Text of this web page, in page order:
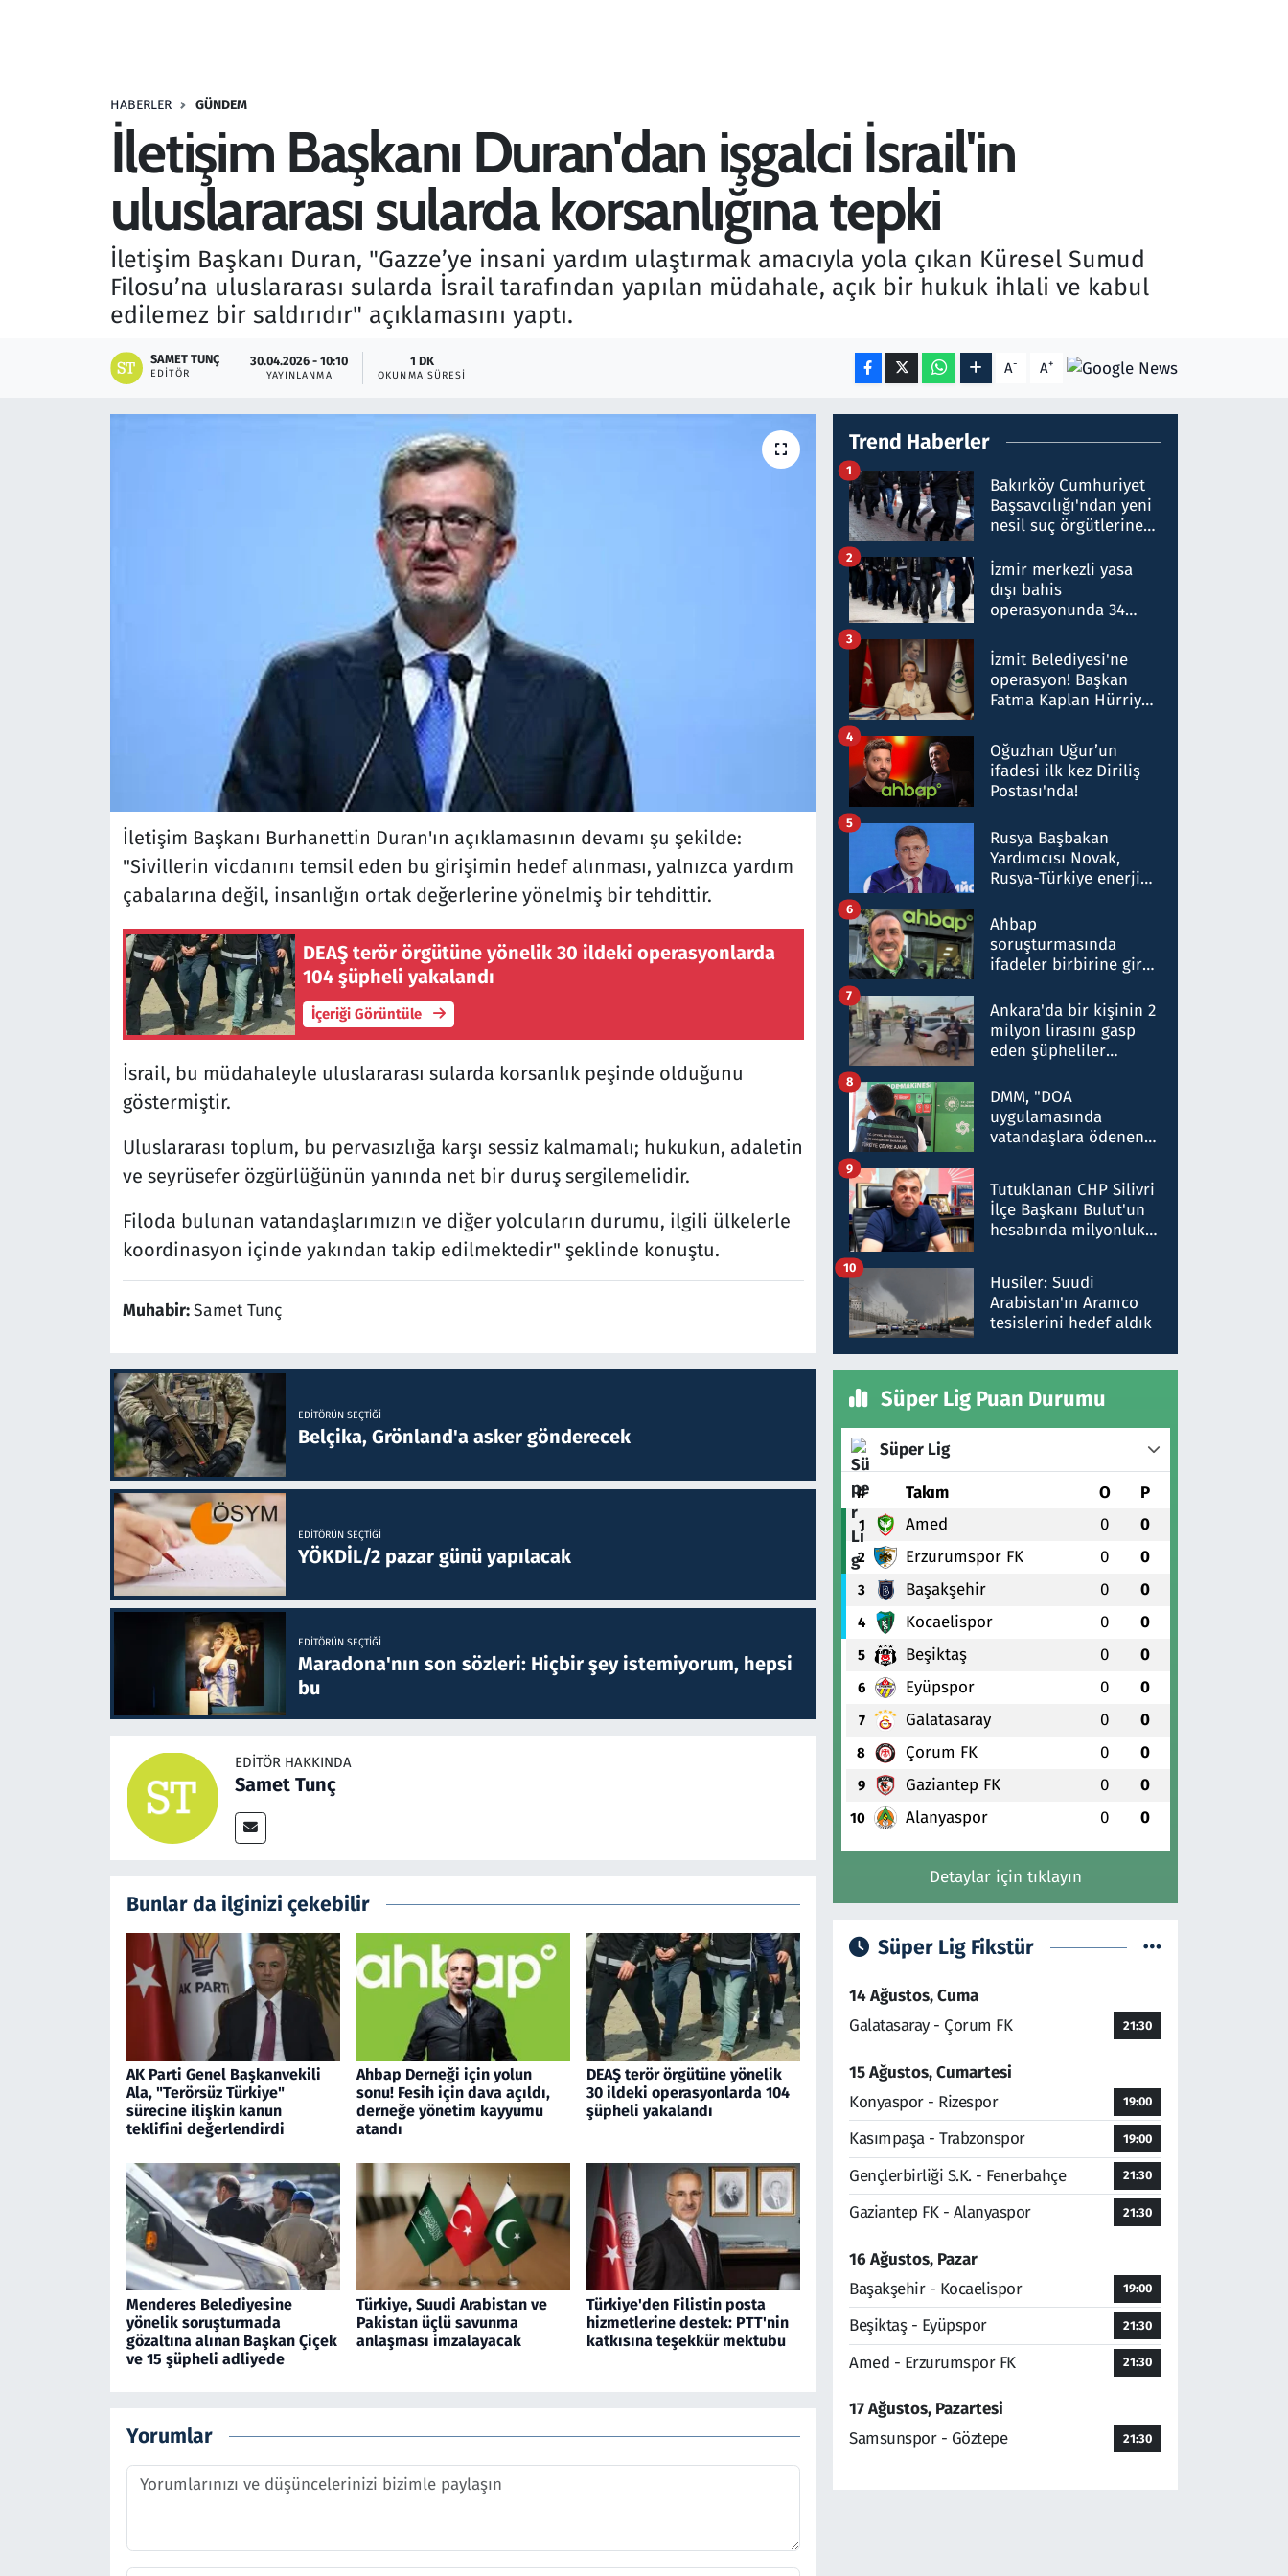
HABERLER GÜNDEM
İletişim Başkanı Duran'dan işgalci İsrail'in
uluslararası sularda korsanlığına tepki
İletişim Başkanı Duran, "Gazze’ye insani yardım ulaştırmak amacıyla yola çıkan Küresel Sumud
Filosu’na uluslararası sularda İsrail tarafından yapılan müdahale, açık bir hukuk ihlali ve kabul
edilemez bir saldırıdır" açıklamasını yaptı.
SAMET TUNÇ
EDITÖR
30.04.2026 - 10:10
YAYINLANMA
1 DK
OKUNMA SÜRESI A- A+
İletişim Başkanı Burhanettin Duran'ın açıklamasının devamı şu şekilde:
"Sivillerin vicdanını temsil eden bu girişimin hedef alınması, yalnızca yardım
çabalarına değil, insanlığın ortak değerlerine yönelmiş bir tehdittir.
DEAŞ terör örgütüne yönelik 30 ildeki operasyonlarda
104 şüpheli yakalandı
İçeriği Görüntüle
İsrail, bu müdahaleyle uluslararası sularda korsanlık peşinde olduğunu
göstermiştir.
Uluslararası toplum, bu pervasızlığa karşı sessiz kalmamalı; hukukun, adaletin
ve seyrüsefer özgürlüğünün yanında net bir duruş sergilemelidir.
Filoda bulunan vatandaşlarımızın ve diğer yolcuların durumu, ilgili ülkelerle
koordinasyon içinde yakından takip edilmektedir" şeklinde konuştu.
Muhabir:Samet Tunç
EDITÖRÜN SEÇTIĞI
Belçika, Grönland'a asker gönderecek
EDITÖRÜN SEÇTIĞI
YÖKDİL/2 pazar günü yapılacak
EDITÖRÜN SEÇTIĞI
Maradona'nın son sözleri: Hiçbir şey istemiyorum, hepsi
bu
EDITÖR HAKKINDA
Samet Tunç
Bunlar da ilginizi çekebilir
AK Parti Genel Başkanvekili
Ala, "Terörsüz Türkiye"
sürecine ilişkin kanun
teklifini değerlendirdi
Ahbap Derneği için yolun
sonu! Fesih için dava açıldı,
derneğe yönetim kayyumu
atandı
DEAŞ terör örgütüne yönelik
30 ildeki operasyonlarda 104
şüpheli yakalandı
Menderes Belediyesine
yönelik soruşturmada
gözaltına alınan Başkan Çiçek
ve 15 şüpheli adliyede
Türkiye, Suudi Arabistan ve
Pakistan üçlü savunma
anlaşması imzalayacak
Türkiye'den Filistin posta
hizmetlerine destek: PTT'nin
katkısına teşekkür mektubu
Yorumlar
Trend Haberler
Bakırköy Cumhuriyet
Başsavcılığı'ndan yeni
nesil suç örgütlerine
hakkında gözaltı kararı
1
İzmir merkezli yasa
dışı bahis
operasyonunda 34
Milyar liralık para
trafiği tespit edildi
2
İzmit Belediyesi'ne
operasyon! Başkan
Fatma Kaplan Hürriyet
3
Oğuzhan Uğur’un
ifadesi ilk kez Diriliş
Postası'nda!
4
Rusya Başbakan
Yardımcısı Novak,
Rusya-Türkiye enerji
nitelikte olduğunu
belirtti
5
Ahbap
soruşturmasında
ifadeler birbirine girdi:
ifadelerinden ortaya
çıkan tablo şok etti
6
Ankara'da bir kişinin 2
milyon lirasını gasp
eden şüpheliler
7
DMM, "DOA
uygulamasında
vatandaşlara ödenen
düşürüldüğü" iddiasını
yalanladı
8
Tutuklanan CHP Silivri
İlçe Başkanı Bulut'un
hesabında milyonluk
talimat verdi, ben
gönderdim
9
Husiler: Suudi
Arabistan'ın Aramco
tesislerini hedef aldık
10
Süper Lig Puan Durumu
Süper Lig
# Takım O P
1 Amed 0 0
2 Erzurumspor FK 0 0
3 Başakşehir 0 0
4 Kocaelispor 0 0
5 Beşiktaş 0 0
6 Eyüpspor 0 0
7 Galatasaray 0 0
8 Çorum FK 0 0
9 Gaziantep FK 0 0
10 Alanyaspor 0 0
Detaylar için tıklayın
Süper Lig Fikstür
14 Ağustos, Cuma
Galatasaray - Çorum FK
21:30
15 Ağustos, Cumartesi
Konyaspor - Rizespor
19:00
Kasımpaşa - Trabzonspor 19:00
Gençlerbirliği S.K. - Fenerbahçe 21:30
Gaziantep FK - Alanyaspor 21:30
16 Ağustos, Pazar
Başakşehir - Kocaelispor
19:00
Beşiktaş - Eyüpspor 21:30
Amed - Erzurumspor FK 21:30
17 Ağustos, Pazartesi
Samsunspor - Göztepe
21:30
Savunma Sanayi
Televizyon